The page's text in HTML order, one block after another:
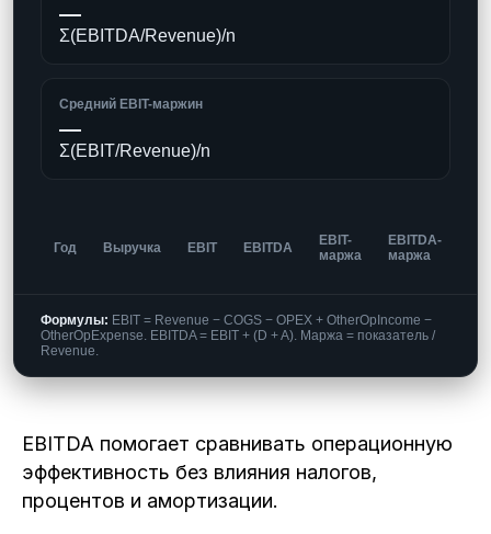
—
Σ(EBITDA/Revenue)/n
Средний EBIT-маржин
—
Σ(EBIT/Revenue)/n
Год Выручка EBIT EBITDA
EBIT-
маржа
EBITDA-
маржа
Формулы: EBIT = Revenue − COGS − OPEX + OtherOpIncome −
OtherOpExpense. EBITDA = EBIT + (D + A). Маржа = показатель /
Revenue.
EBITDA помогает сравнивать операционную
эффективность без влияния налогов,
процентов и амортизации.